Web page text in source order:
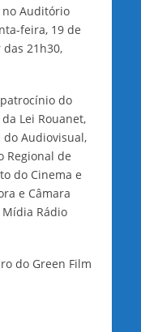
Auditório
feira, 19 de
21h30,
do
Lei Rouanet,
Audiovisual,
Regional de
do Cinema e
e Câmara
Rádio
do Green Film